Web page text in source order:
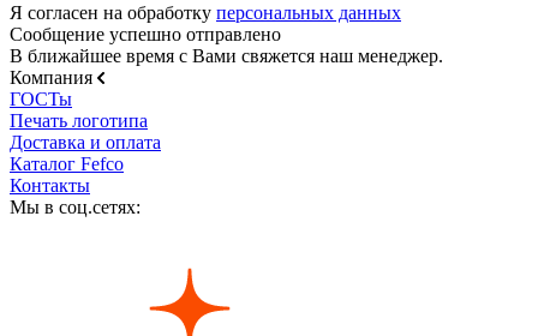
Я согласен на обработку персональных данных
Сообщение успешно отправлено
В ближайшее время с Вами свяжется наш менеджер.
Компания
ГОСТы
Печать логотипа
Доставка и оплата
Каталог Fefco
Контакты
Мы в соц.сетях: